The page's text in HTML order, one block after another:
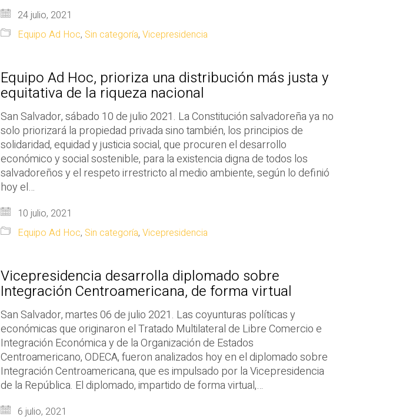
24 julio, 2021
Equipo Ad Hoc, Sin categoría, Vicepresidencia
Equipo Ad Hoc, prioriza una distribución más justa y
equitativa de la riqueza nacional
San Salvador, sábado 10 de julio 2021. La Constitución salvadoreña ya no
solo priorizará la propiedad privada sino también, los principios de
solidaridad, equidad y justicia social, que procuren el desarrollo
económico y social sostenible, para la existencia digna de todos los
salvadoreños y el respeto irrestricto al medio ambiente, según lo definió
hoy el…
10 julio, 2021
Equipo Ad Hoc, Sin categoría, Vicepresidencia
Vicepresidencia desarrolla diplomado sobre
Integración Centroamericana, de forma virtual
San Salvador, martes 06 de julio 2021. Las coyunturas políticas y
económicas que originaron el Tratado Multilateral de Libre Comercio e
Integración Económica y de la Organización de Estados
Centroamericano, ODECA, fueron analizados hoy en el diplomado sobre
Integración Centroamericana, que es impulsado por la Vicepresidencia
de la República. El diplomado, impartido de forma virtual,…
6 julio, 2021